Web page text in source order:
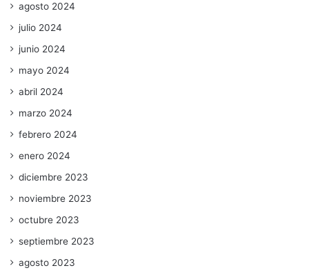
agosto 2024
julio 2024
junio 2024
mayo 2024
abril 2024
marzo 2024
febrero 2024
enero 2024
diciembre 2023
noviembre 2023
octubre 2023
septiembre 2023
agosto 2023